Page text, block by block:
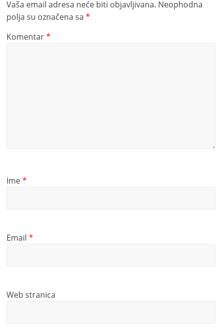
Vaša email adresa neće biti objavljivana. Neophodna
polja su označena sa*
Komentar*
Ime*
Email*
Web stranica